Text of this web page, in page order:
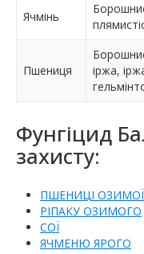
Ячмінь
Пшениця
іржа,
Фунгіцид
захисту:
ПШЕНИЦІ ОЗИМОЇ
РІПАКУ ОЗИМОГО
СОЇ
ЯЧМЕНЮ ЯРОГО